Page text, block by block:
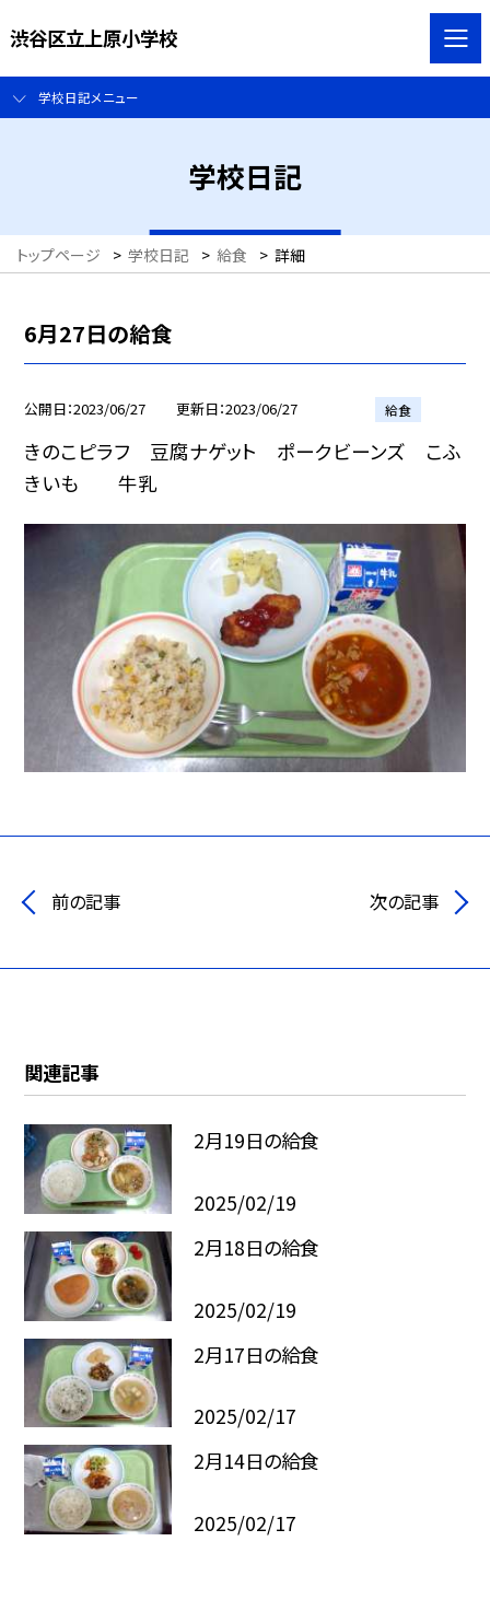
渋谷区立上原小学校
学校日記メニュー
学校日記
トップページ > 学校日記 > 給食 > 詳細
6月27日の給食
公開日 2023/06/27 更新日 2023/06/27 給食
きのこピラフ 豆腐ナゲット ポークビーンズ こふ
きいも 牛乳
前の記事 次の記事
関連記事
2月19日の給食
2025/02/19
2月18日の給食
2025/02/19
2月17日の給食
2025/02/17
2月14日の給食
2025/02/17